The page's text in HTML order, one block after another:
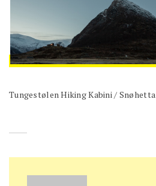
Tungestølen Hiking Kabini / Snøhetta